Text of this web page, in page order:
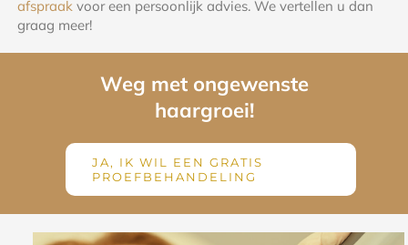
afspraak voor een persoonlijk advies. We vertellen u dan
graag meer!
Weg met ongewenste
haargroei!
JA, IK WIL EEN GRATIS
PROEFBEHANDELING